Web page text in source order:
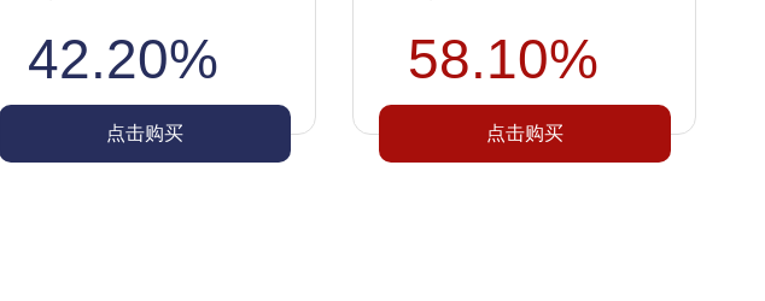
42.20%
点击购买
58.10%
点击购买